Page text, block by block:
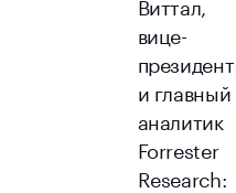
вице-
президент
и главный
аналитик
Forrester
Research: